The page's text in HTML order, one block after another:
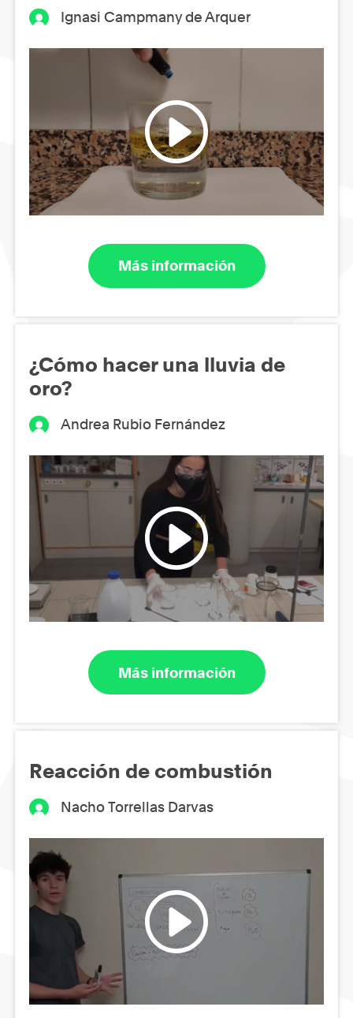
Ignasi Campmany de Arquer
Más información
¿Cómo hacer una lluvia de
oro?
Andrea Rubio Fernández
Más información
Reacción de combustión
Nacho Torrellas Darvas